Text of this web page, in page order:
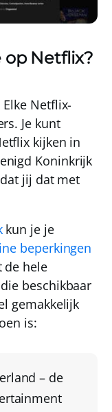
op Netflix?
Elke Netflix-
. Je kunt
kijken in
Koninkrijk
jij dat met
kun je je
beperkingen
de hele
beschikbaar
gemakkelijk
is:
– de